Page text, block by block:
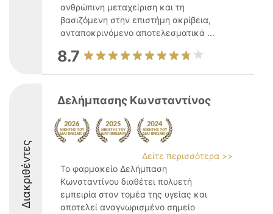
ανθρώπινη μεταχείριση και τη
βασιζόμενη στην επιστήμη ακρίβεια,
ανταποκρινόμενο αποτελεσματικά ...
8.7
Διακριθέντες
Δελήμπασης Κωνσταντίνος
Δείτε περισσότερα >>
Το φαρμακείο Δελήμπαση
Κωνσταντίνου διαθέτει πολυετή
εμπειρία στον τομέα της υγείας και
αποτελεί αναγνωρισμένο σημείο